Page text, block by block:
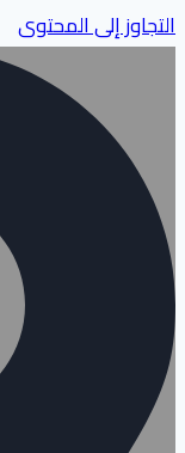
التجاوز إلى المحتوى